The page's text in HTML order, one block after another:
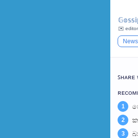
✉️
News
ꜱʜᴀʀᴇ
1
2
3